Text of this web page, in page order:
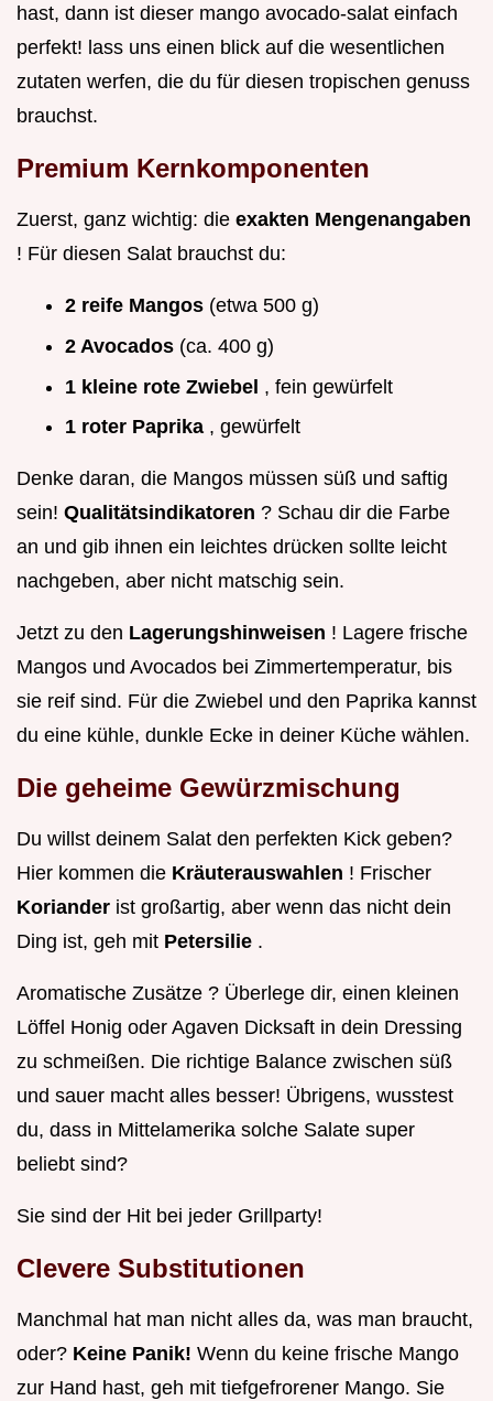
hast, dann ist dieser mango avocado-salat einfach
perfekt! lass uns einen blick auf die wesentlichen
zutaten werfen, die du für diesen tropischen genuss
brauchst.
Premium Kernkomponenten
Zuerst, ganz wichtig: die exakten Mengenangaben
! Für diesen Salat brauchst du:
2 reife Mangos (etwa 500 g)
2 Avocados (ca. 400 g)
1 kleine rote Zwiebel , fein gewürfelt
1 roter Paprika , gewürfelt
Denke daran, die Mangos müssen süß und saftig
sein! Qualitätsindikatoren ? Schau dir die Farbe
an und gib ihnen ein leichtes drücken sollte leicht
nachgeben, aber nicht matschig sein.
Jetzt zu den Lagerungshinweisen ! Lagere frische
Mangos und Avocados bei Zimmertemperatur, bis
sie reif sind. Für die Zwiebel und den Paprika kannst
du eine kühle, dunkle Ecke in deiner Küche wählen.
Die geheime Gewürzmischung
Du willst deinem Salat den perfekten Kick geben?
Hier kommen die Kräuterauswahlen ! Frischer
Koriander ist großartig, aber wenn das nicht dein
Ding ist, geh mit Petersilie .
Aromatische Zusätze ? Überlege dir, einen kleinen
Löffel Honig oder Agaven Dicksaft in dein Dressing
zu schmeißen. Die richtige Balance zwischen süß
und sauer macht alles besser! Übrigens, wusstest
du, dass in Mittelamerika solche Salate super
beliebt sind?
Sie sind der Hit bei jeder Grillparty!
Clevere Substitutionen
Manchmal hat man nicht alles da, was man braucht,
oder? Keine Panik! Wenn du keine frische Mango
zur Hand hast, geh mit tiefgefrorener Mango. Sie